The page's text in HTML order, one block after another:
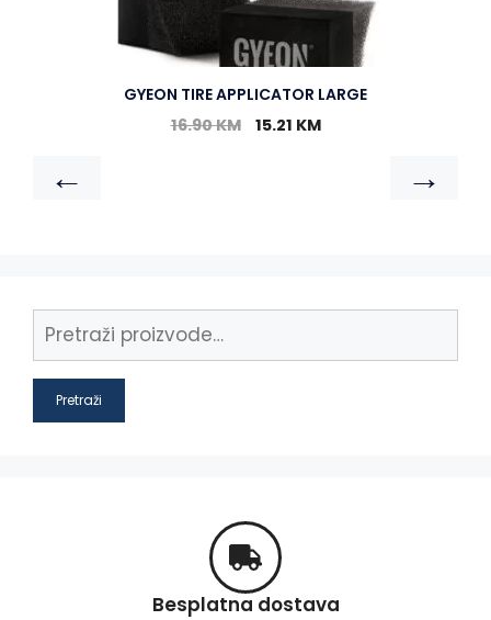
GYEON TIRE APPLICATOR LARGE
16.90KM 15.21 KM
← →
Pretraži
Besplatna dostava